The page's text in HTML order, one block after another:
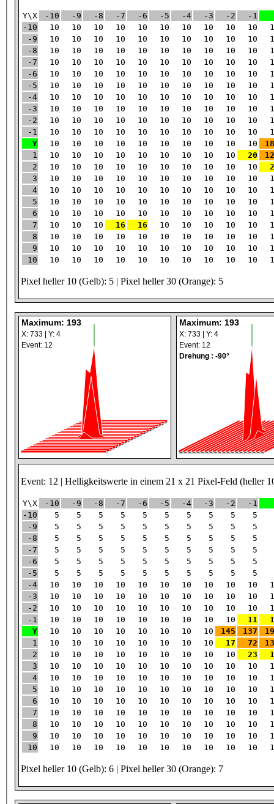
Y\X -10 -9 -8 -7 -6 -5 -4 -3 -2 -1
-10
10 10 10 10 10 10 10 10 10 10
-9
10 10 10 10 10 10 10 10 10 10
-8
10 10 10 10 10 10 10 10 10 10
-7
10 10 10 10 10 10 10 10 10 10
-6
10 10 10 10 10 10 10 10 10 10
-5
10 10 10 10 10 10 10 10 10 10
-4
10 10 10 10 10 10 10 10 10 10
-3
10 10 10 10 10 10 10 10 10 10
-2
10 10 10 10 10 10 10 10 10 10
-1
10 10 10 10 10 10 10 10 10 10
Y
10 10 10 10 10 10 10 10 10 10
1
10 10 10 10 10 10 10 10 10 20
2
10 10 10 10 10 10 10 10 10 10
3
10 10 10 10 10 10 10 10 10 10
4
10 10 10 10 10 10 10 10 10 10
5
10 10 10 10 10 10 10 10 10 10
6
10 10 10 10 10 10 10 10 10 10
7
10 10 10 16 16 10 10 10 10 10
8
10 10 10 10 10 10 10 10 10 10
9
10 10 10 10 10 10 10 10 10 10
10
10 10 10 10 10 10 10 10 10 10
Pixel heller 10 (Gelb): 5 | Pixel heller 30 (Orange): 5
Maximum: 193
X: 733 | Y: 4
Event: 12
Maximum: 193
X: 733 | Y: 4
Event: 12
Drehung : -90°
Event: 12 | Helligkeitswerte in einem 21 x 21 Pixel-Feld (heller
Y\X -10 -9 -8 -7 -6 -5 -4 -3 -2 -1
-10
5 5 5 5 5 5 5 5 5
5
-9
5 5 5 5 5 5 5 5 5
5
-8
5 5 5 5 5 5 5 5 5
5
-7
5 5 5 5 5 5 5 5 5
5
-6
5 5 5 5 5 5 5 5 5
5
-5
5 5 5 5 5 5 5 5 5
5
-4
10 10 10 10 10 10 10 10 10 10
-3
10 10 10 10 10 10 10 10 10 10
-2
10 10 10 10 10 10 10 10 10 10
-1
10 10 10 10 10 10 10 10 10 11
Y
10 10 10 10 10 10 10 10 145 137
1
10 10 10 10 10 10 10 10 17 72
2
10 10 10 10 10 10 10 10 10 23
3
10 10 10 10 10 10 10 10 10 10
4
10 10 10 10 10 10 10 10 10 10
5
10 10 10 10 10 10 10 10 10 10
6
10 10 10 10 10 10 10 10 10 10
7
10 10 10 10 10 10 10 10 10 10
8
10 10 10 10 10 10 10 10 10 10
9
10 10 10 10 10 10 10 10 10 10
10
10 10 10 10 10 10 10 10 10 10
Pixel heller 10 (Gelb): 6 | Pixel heller 30 (Orange): 7